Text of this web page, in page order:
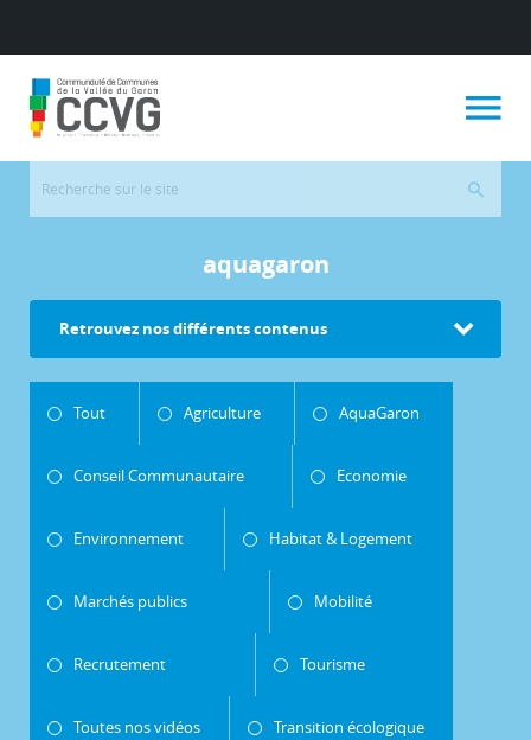
aquagaron
Retrouvez nos différents contenus
Tout Agriculture AquaGaron
Conseil Communautaire Economie
Environnement Habitat & Logement
Marchés publics Mobilité
Recrutement Tourisme
Toutes nos vidéos Transition écologique